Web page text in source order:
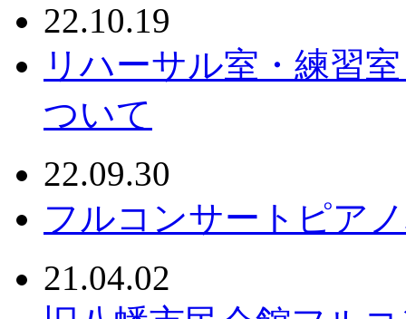
22.10.19
リハーサル室・練習
ついて
22.09.30
フルコンサートピア
21.04.02